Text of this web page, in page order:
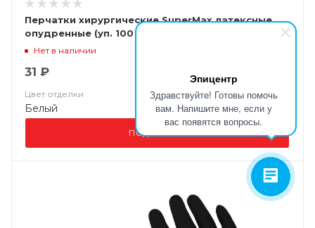
Эпицентр
Здравствуйте! Готовы помочь
вам. Напишите мне, если у
вас появятся вопросы.
Перчатки хирургические SuperMax латексные
опудренные (уп. 100 шт)
Нет в наличии
31 ₽
Цвет отделки
Белый
ПОДРОБНЕЕ